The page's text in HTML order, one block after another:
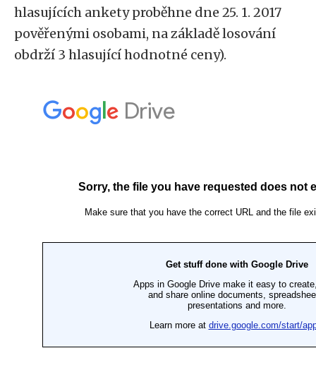
hlasujících ankety proběhne dne 25. 1. 2017
pověřenými osobami, na základě losování
obdrží 3 hlasující hodnotné ceny).